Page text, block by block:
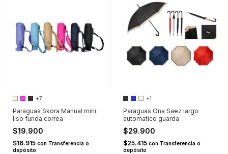
+7
Paraguas Skora Manual mini
liso funda correa
$19.900
$16.915 con Transferencia o
depósito
+1
Paraguas Ona Saez largo
automatico guarda
$29.900
$25.415 con Transferencia o
depósito